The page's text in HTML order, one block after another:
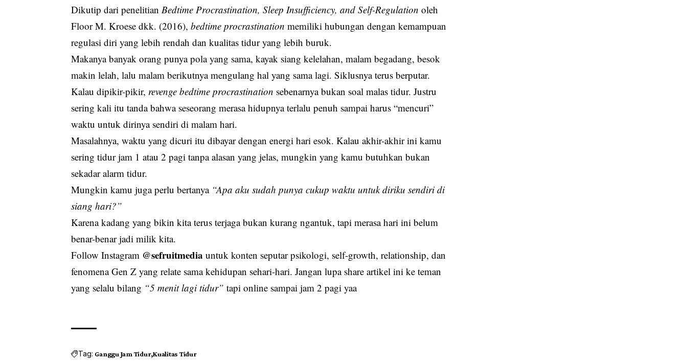
Dikutip dari penelitian Bedtime Procrastination, Sleep Insufficiency, and Self-Regulation oleh
Floor M. Kroese dkk. (2016),bedtime procrastination memiliki hubungan dengan kemampuan
regulasi diri yang lebih rendah dan kualitas tidur yang lebih buruk.
Makanya banyak orang punya pola yang sama, kayak siang kelelahan, malam begadang, besok
makin lelah, lalu malam berikutnya mengulang hal yang sama lagi. Siklusnya terus berputar.
Kalau dipikir-pikir, revenge bedtime procrastination sebenarnya bukan soal malas tidur. Justru
sering kali itu tanda bahwa seseorang merasa hidupnya terlalu penuh sampai harus “mencuri”
waktu untuk dirinya sendiri di malam hari.
Masalahnya, waktu yang dicuri itu dibayar dengan energi hari esok. Kalau akhir-akhir ini kamu
sering tidur jam 1 atau 2 pagi tanpa alasan yang jelas, mungkin yang kamu butuhkan bukan
sekadar alarm tidur.
Mungkin kamu juga perlu bertanya “Apa aku sudah punya cukup waktu untuk diriku sendiri di
siang hari?”
Karena kadang yang bikin kita terus terjaga bukan kurang ngantuk, tapi merasa hari ini belum
benar-benar jadi milik kita.
Follow Instagram @sefruitmedia untuk konten seputar psikologi, self-growth, relationship, dan
fenomena Gen Z yang relate sama kehidupan sehari-hari. Jangan lupa share artikel ini ke teman
yang selalu bilang “5 menit lagi tidur” tapi online sampai jam 2 pagi yaa
Tag: Ganggu Jam Tidur Kualitas Tidur